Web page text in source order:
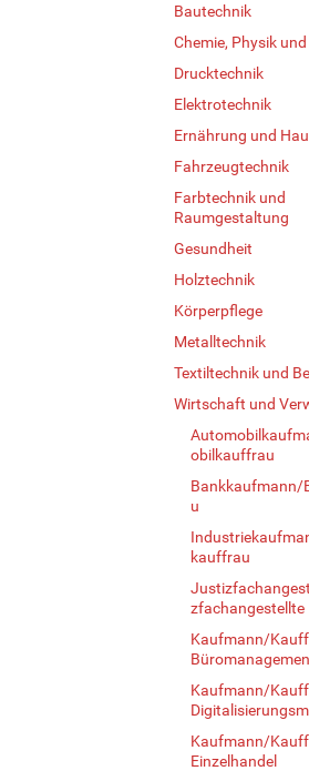
Bautechnik
Chemie, Physik
Drucktechnik
Elektrotechnik
Ernährung und
Fahrzeugtechnik
Farbtechnik und
Raumgestaltung
Gesundheit
Holztechnik
Körperpflege
Metalltechnik
Textiltechnik und
Wirtschaft und
obilkauffrau
Bankkaufmann/
u
kauffrau
zfachangestellte
Kaufmann/
Kaufmann/
Kaufmann/
Einzelhandel